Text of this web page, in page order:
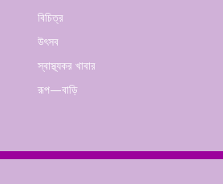
বিচিত্র
উৎসব
স্বাস্থ্যকর খাবার
রূপ—বাড়ি